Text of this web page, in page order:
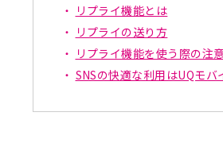
リプライ機能とは
リプライの送り方
リプライ機能を使う際の注
SNSの快適な利用はUQモバ